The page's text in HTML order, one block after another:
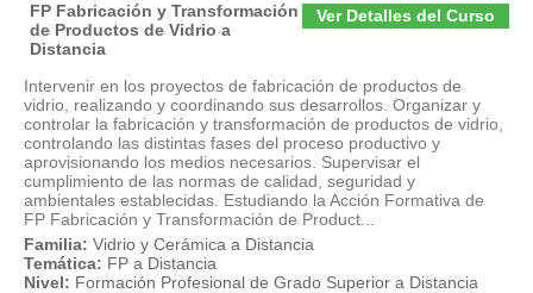
Ver Detalles del Curso
FP Fabricación y Transformación
de Productos de Vidrio a
Distancia
Intervenir en los proyectos de fabricación de productos de
vidrio, realizando y coordinando sus desarrollos. Organizar y
controlar la fabricación y transformación de productos de vidrio,
controlando las distintas fases del proceso productivo y
aprovisionando los medios necesarios. Supervisar el
cumplimiento de las normas de calidad, seguridad y
ambientales establecidas. Estudiando la Acción Formativa de
FP Fabricación y Transformación de Product...
Familia: Vidrio y Cerámica a Distancia
Temática: FP a Distancia
Nivel: Formación Profesional de Grado Superior a Distancia